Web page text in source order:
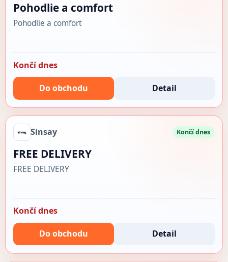
Pohodlie a comfort
Pohodlie a comfort
Končí dnes
Do obchodu Detail
Sinsay Končí dnes
FREE DELIVERY
FREE DELIVERY
Končí dnes
Do obchodu Detail